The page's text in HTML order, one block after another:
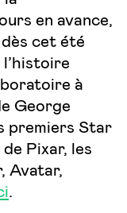
en avance,
cet été
à
George
premiers Star
Pixar, les
Avatar,